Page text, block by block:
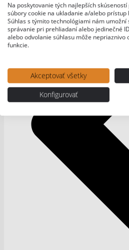
Na poskytovanie tých najlepších
súbory cookie na ukladanie a/alebo
Súhlas s týmito technológiami nám umožní
správanie pri prehliadaní alebo jedinečné
alebo odvolanie súhlasu môže nepriaznivo
funkcie.
Akceptovať všetky
Konfigurovať